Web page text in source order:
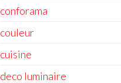
conforama
couleur
cuisine
deco luminaire